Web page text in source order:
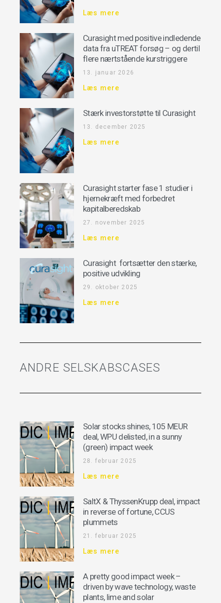
Læs mere
Curasight med positive indledende
data fra uTREAT forsøg – og dertil
flere nærtstående kurstriggere
13. januar 2026
Læs mere
Stærk investorstøtte til Curasight
13. december 2025
Læs mere
Curasight starter fase 1 studier i
hjernekræft med forbedret
kapitalberedskab
27. november 2025
Læs mere
Curasight fortsætter den stærke,
positive udvikling
29. oktober 2025
Læs mere
ANDRE SELSKABSCASES
Solar stocks shines, 105 MEUR
deal, WPU delisted, in a sunny
(green) impact week
28. februar 2025
Læs mere
SaltX & ThyssenKrupp deal, impact
in reverse of fortune, CCUS
plummets
21. februar 2025
Læs mere
A pretty good impact week –
driven by wave technology, waste
plants, lime and solar